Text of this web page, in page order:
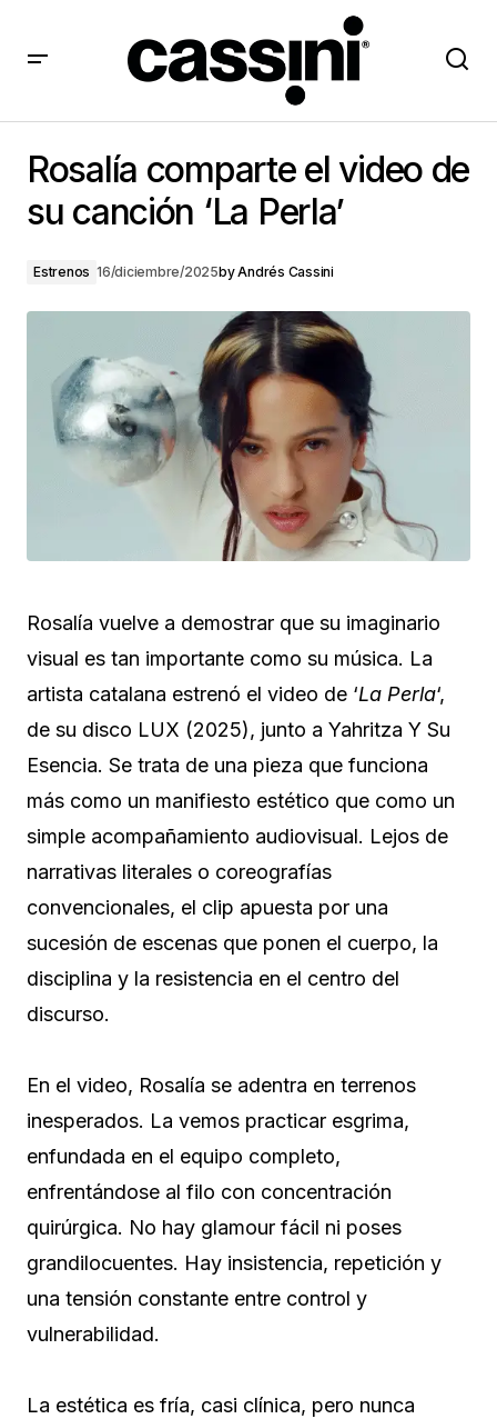
Rosalía comparte el video de
su canción ‘La Perla’
Estrenos 16/diciembre/2025byAndrés Cassini
Rosalía vuelve a demostrar que su imaginario
visual es tan importante como su música. La
artista catalana estrenó el video de ‘La Perla‘,
de su disco LUX (2025), junto a Yahritza Y Su
Esencia. Se trata de una pieza que funciona
más como un manifiesto estético que como un
simple acompañamiento audiovisual. Lejos de
narrativas literales o coreografías
convencionales, el clip apuesta por una
sucesión de escenas que ponen el cuerpo, la
disciplina y la resistencia en el centro del
discurso.
En el video, Rosalía se adentra en terrenos
inesperados. La vemos practicar esgrima,
enfundada en el equipo completo,
enfrentándose al filo con concentración
quirúrgica. No hay glamour fácil ni poses
grandilocuentes. Hay insistencia, repetición y
una tensión constante entre control y
vulnerabilidad.
La estética es fría, casi clínica, pero nunca